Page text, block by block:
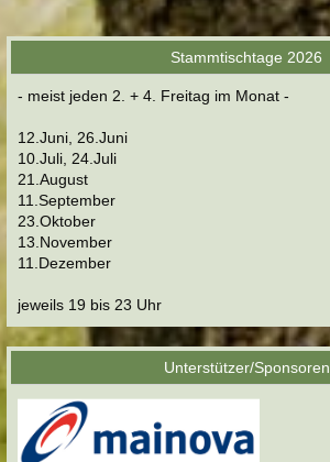
Stammtischtage 2026
- meist jeden 2. + 4. Freitag im Monat -
12.Juni, 26.Juni
10.Juli, 24.Juli
21.August
11.September
23.Oktober
13.November
11.Dezember
jeweils 19 bis 23 Uhr
Unterstützer/Sponsoren